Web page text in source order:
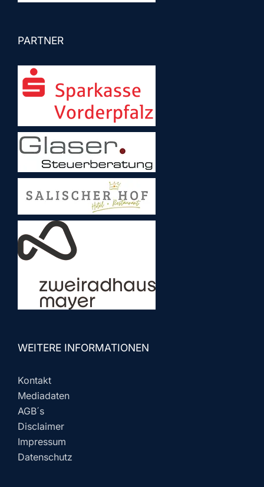
PARTNER
WEITERE INFORMATIONEN
Kontakt
Mediadaten
AGB´s
Disclaimer
Impressum
Datenschutz